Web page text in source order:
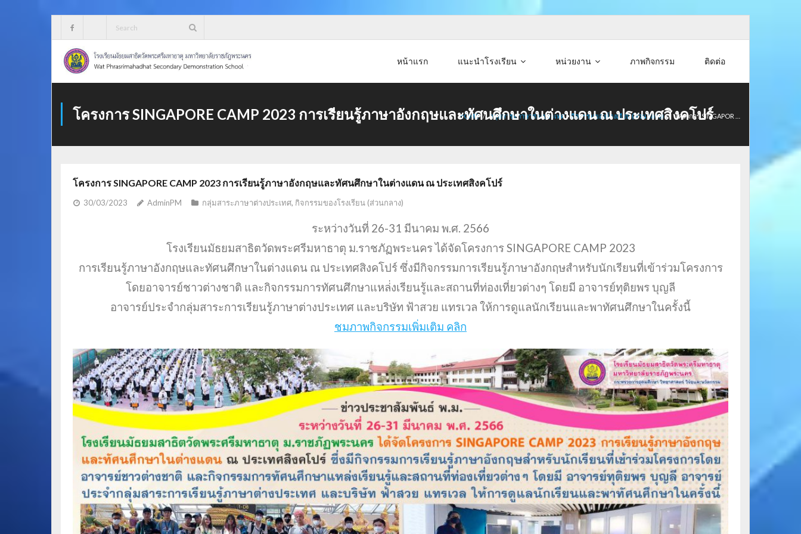
content
หน้าแรก
แนะนำโรงเรียน หน่วยงาน ภาพกิจกรรม ติดต่อ
HOME / กลุ่มสาระภาษาต่างประเทศ• กิจกรรมของโรงเรียน (ส่วนกลาง) / โครงการ SINGAPOR …
โครงการ SINGAPORE CAMP 2023 การเรียนรู้ภาษาอังกฤษและทัศนศึกษาในต่างแดน ณ ประเทศสิงคโปร์
โครงการ SINGAPORE CAMP 2023 การเรียนรู้ภาษาอังกฤษและทัศนศึกษาในต่างแดน ณ ประเทศสิงคโปร์
30/03/2023 AdminPM กลุ่มสาระภาษาต่างประเทศ, กิจกรรมของโรงเรียน (ส่วนกลาง)
ระหว่างวันที่ 26-31 มีนาคม พ.ศ. 2566
โรงเรียนมัธยมสาธิตวัดพระศรีมหาธาตุ ม.ราชภัฏพระนคร ได้จัดโครงการ SINGAPORE CAMP 2023
การเรียนรู้ภาษาอังกฤษและทัศนศึกษาในต่างแดน ณ ประเทศสิงคโปร์ ซึ่งมีกิจกรรมการเรียนรู้ภาษาอังกฤษสำหรับนักเรียนที่เข้าร่วมโครงการ
โดยอาจารย์ชาวต่างชาติ และกิจกรรมการทัศนศึกษาแหล่่งเรียนรู้และสถานที่ท่องเที่ยวต่างๆ โดยมี อาจารย์ทุติยพร บุญลี
อาจารย์ประจำกลุ่มสาระการเรียนรู้ภาษาต่างประเทศ และบริษัท ฟ้าสวย แทรเวล ให้การดูแลนักเรียนและพาทัศนศึกษาในครั้งนี้
ชมภาพกิจกรรมเพิ่มเติม คลิก